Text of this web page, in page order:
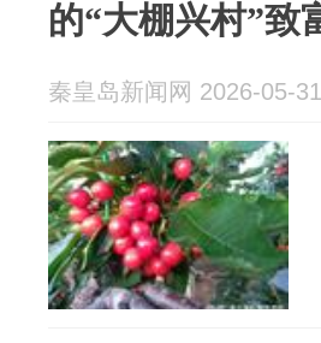
的“大棚兴村”致
秦皇岛新闻网 2026-05-31